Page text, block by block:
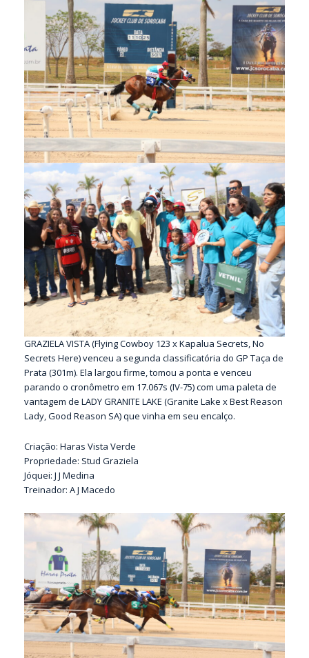
GRAZIELA VISTA (Flying Cowboy 123 x Kapalua Secrets, No
Secrets Here) venceu a segunda classificatória do GP Taça de
Prata (301m). Ela largou firme, tomou a ponta e venceu
parando o cronômetro em 17.067s (IV-75) com uma paleta de
vantagem de LADY GRANITE LAKE (Granite Lake x Best Reason
Lady, Good Reason SA) que vinha em seu encalço.
Criação: Haras Vista Verde
Propriedade: Stud Graziela
Jóquei: J J Medina
Treinador: A J Macedo